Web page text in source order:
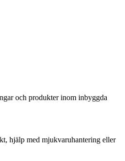
och produkter inom inbyggda
hjälp med mjukvaruhantering eller